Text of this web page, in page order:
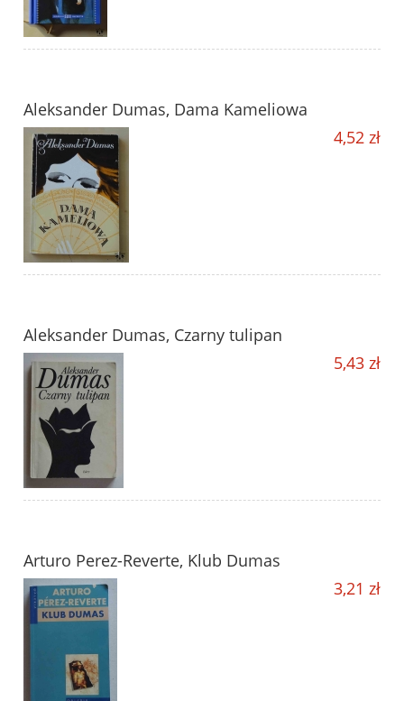
Aleksander Dumas, Dama Kameliowa
4,52 zł
Aleksander Dumas, Czarny tulipan
5,43 zł
Arturo Perez-Reverte, Klub Dumas
3,21 zł